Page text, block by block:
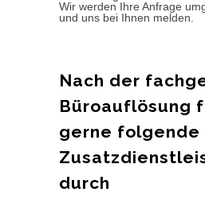
Wir werden Ihre Anfrage
und uns bei Ihnen melden.
Nach der
Büroauflösung
gerne folgende
durch